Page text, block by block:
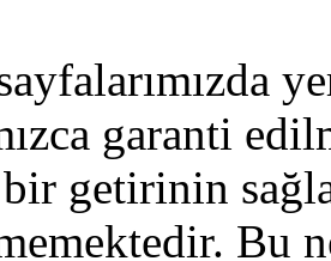
garanti
bir getirinin
Bu